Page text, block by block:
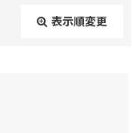
表示順変更